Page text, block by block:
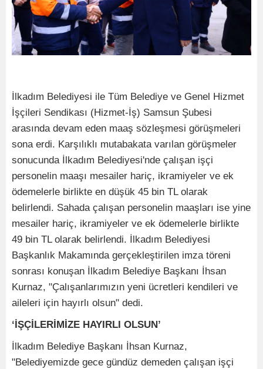
İlkadım Belediyesi ile Tüm Belediye ve Genel Hizmet
İşçileri Sendikası (Hizmet-İş) Samsun Şubesi
arasında devam eden maaş sözleşmesi görüşmeleri
sona erdi. Karşılıklı mutabakata varılan görüşmeler
sonucunda İlkadım Belediyesi'nde çalışan işçi
personelin maaşı mesailer hariç, ikramiyeler ve ek
ödemelerle birlikte en düşük 45 bin TL olarak
belirlendi. Sahada çalışan personelin maaşları ise yine
mesailer hariç, ikramiyeler ve ek ödemelerle birlikte
49 bin TL olarak belirlendi. İlkadım Belediyesi
Başkanlık Makamında gerçekleştirilen imza töreni
sonrası konuşan İlkadım Belediye Başkanı İhsan
Kurnaz, "Çalışanlarımızın yeni ücretleri kendileri ve
aileleri için hayırlı olsun" dedi.
‘İŞÇİLERİMİZE HAYIRLI OLSUN’
İlkadım Belediye Başkanı İhsan Kurnaz,
"Belediyemizde gece gündüz demeden çalışan işçi